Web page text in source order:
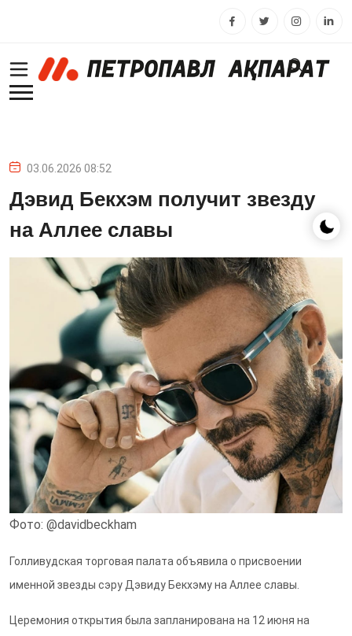
03.06.2026 08:52
Дэвид Бекхэм получит звезду
на Аллее славы
Фото: @davidbeckham
Голливудская торговая палата объявила о присвоении
именной звезды сэру Дэвиду Бекхэму на Аллее славы.
Церемония открытия была запланирована на 12 июня на